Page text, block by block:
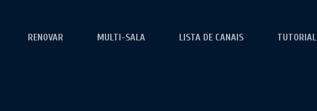
RENOVAR MULTI-SALA LISTA DE CANAIS TUTORIAL